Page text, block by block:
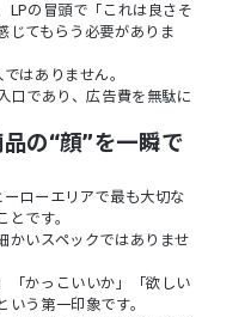
LPの冒頭で「これは良さそ
じてもらう必要がありま
はありません。
口であり、広告費を無駄に
の“顔”を一瞬で
ローエリアで最も大切な
です。
かいスペックではありませ
「かっこいいか」「欲しい
う第一印象です。